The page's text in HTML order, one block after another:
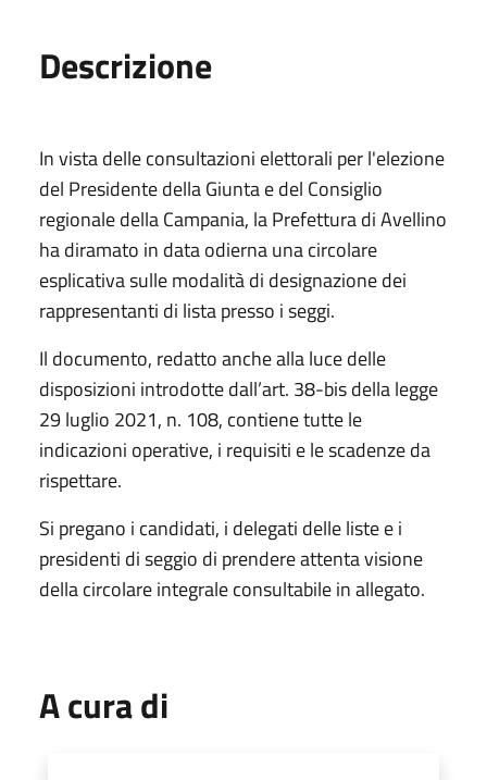
Descrizione
In vista delle consultazioni elettorali per l'elezione
del Presidente della Giunta e del Consiglio
regionale della Campania, la Prefettura di Avellino
ha diramato in data odierna una circolare
esplicativa sulle modalità di designazione dei
rappresentanti di lista presso i seggi.
Il documento, redatto anche alla luce delle
disposizioni introdotte dall’art. 38-bis della legge
29 luglio 2021, n. 108, contiene tutte le
indicazioni operative, i requisiti e le scadenze da
rispettare.
Si pregano i candidati, i delegati delle liste e i
presidenti di seggio di prendere attenta visione
della circolare integrale consultabile in allegato.
A cura di